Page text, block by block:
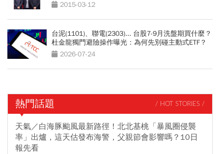
2015-03-12
台泥(1101)、聯電(2303)... 台股7-9月洗盤期買什麼？
杜金龍獨門避險操作曝光：為何先別碰主動式ETF？
2026-07-24
熱門話題 / HOT STORIES /
天氣／白海豚颱風最新路徑！北北基桃「暴風圈侵襲
率」出爐，這天估發布海警，父親節會影響嗎？10日
報先看